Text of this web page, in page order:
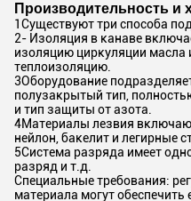
Производительность и
1Существуют три способа
2- Изоляция в канаве
изоляцию циркуляции масла
теплоизоляцию.
3Оборудование
полузакрытый тип,
и тип защиты от азота.
4Материалы лезвия
нейлон, бакелит и легирные
5Система разряда имеет
разряд и т.д.
Специальные требования:
материала могут